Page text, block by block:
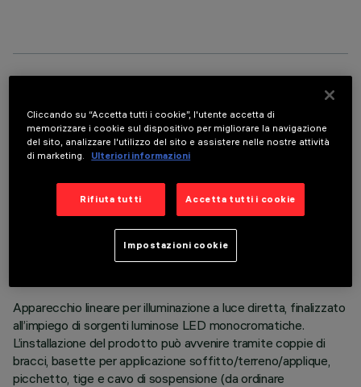
DATI TECNICI
Apparecchio lineare per illuminazione a luce diretta, finalizzato
all’impiego di sorgenti luminose LED monocromatiche.
L’installazione del prodotto può avvenire tramite coppie di
bracci, basette per applicazione soffitto/terreno/applique,
picchetto, tige e cavo di sospensione (da ordinare
Cliccando su “Accetta tutti i cookie”, l'utente accetta di
memorizzare i cookie sul dispositivo per migliorare la navigazione
del sito, analizzare l'utilizzo del sito e assistere nelle nostre attività
di marketing.
Ulteriori informazioni
Rifiuta tutti Accetta tutti i cookie
Impostazioni cookie